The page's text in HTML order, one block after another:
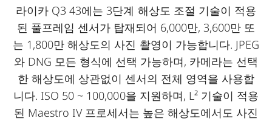
라이카 Q3 43에는 3단계 해상도 조절 기술이 적용
된 풀프레임 센서가 탑재되어 6,000만, 3,600만 또
는 1,800만 해상도의 사진 촬영이 가능합니다. JPEG
와 DNG 모든 형식에 선택 가능하며, 카메라는 선택
한 해상도에 상관없이 센서의 전체 영역을 사용합
니다. ISO 50 ~ 100,000을 지원하며, L² 기술이 적용
된 Maestro IV 프로세서는 높은 해상도에서도 사진